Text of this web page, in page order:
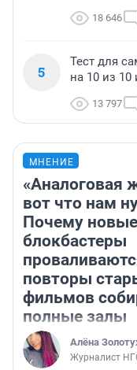
18 646
5
Тест для
на 10 из 10
13 797
МНЕНИЕ
«Аналоговая
вот что нам
Почему новые
блокбастеры
повторы
фильмов
полные залы
Алёна
Журналист